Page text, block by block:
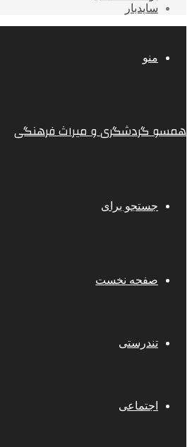
سایدبار
منو
همسو گردشگری و میراث فرهنگی
جستجو برای
صفحه نخست
تندرستی
اجتماعی